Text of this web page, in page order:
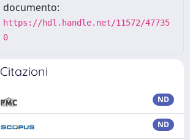
documento:
https://hdl.handle.net/11572/47735
0
Citazioni
ND
ND